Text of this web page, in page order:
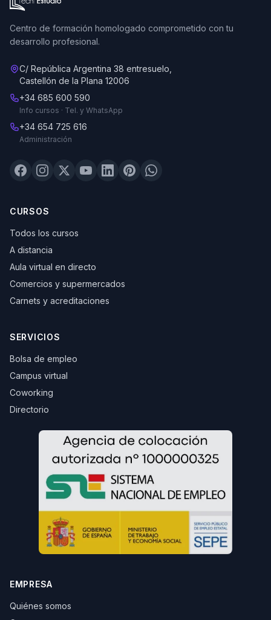
Centro de formación homologado comprometido con tu
desarrollo profesional.
C/ República Argentina 38 entresuelo,
Castellón de la Plana 12006
+34 685 600 590
Info cursos · Tel. y WhatsApp
+34 654 725 616
Administración
CURSOS
Todos los cursos
A distancia
Aula virtual en directo
Comercios y supermercados
Carnets y acreditaciones
SERVICIOS
Bolsa de empleo
Campus virtual
Coworking
Directorio
EMPRESA
Quiénes somos